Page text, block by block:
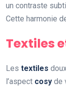
un contraste
Cette harmonie
Textiles
Les textiles
l’aspect cosy de